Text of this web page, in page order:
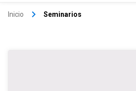
Inicio keyboard_arrow_right Seminarios